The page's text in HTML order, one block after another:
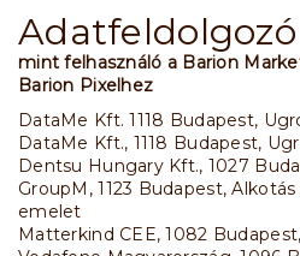
mint felhasználó a Barion
Barion Pixelhez
DataMe Kft. 1118 Budapest,
DataMe Kft., 1118 Budapest,
Dentsu Hungary Kft., 1027
GroupM, 1123 Budapest,
emelet
Matterkind CEE, 1082